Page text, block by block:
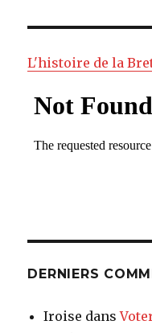
L'histoire de la
DERNIERS
Iroise dans